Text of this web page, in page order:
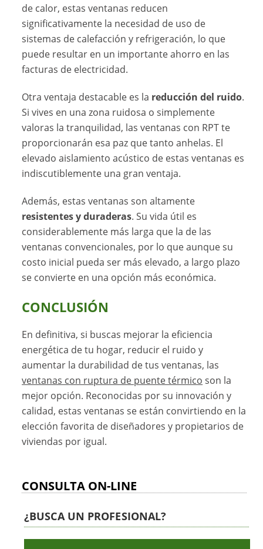
de calor, estas ventanas reducen
significativamente la necesidad de uso de
sistemas de calefacción y refrigeración, lo que
puede resultar en un importante ahorro en las
facturas de electricidad.
Otra ventaja destacable es la reducción del ruido.
Si vives en una zona ruidosa o simplemente
valoras la tranquilidad, las ventanas con RPT te
proporcionarán esa paz que tanto anhelas. El
elevado aislamiento acústico de estas ventanas es
indiscutiblemente una gran ventaja.
Además, estas ventanas son altamente
resistentes y duraderas. Su vida útil es
considerablemente más larga que la de las
ventanas convencionales, por lo que aunque su
costo inicial pueda ser más elevado, a largo plazo
se convierte en una opción más económica.
CONCLUSIÓN
En definitiva, si buscas mejorar la eficiencia
energética de tu hogar, reducir el ruido y
aumentar la durabilidad de tus ventanas, las
ventanas con ruptura de puente térmico son la
mejor opción. Reconocidas por su innovación y
calidad, estas ventanas se están convirtiendo en la
elección favorita de diseñadores y propietarios de
viviendas por igual.
CONSULTA ON-LINE
¿BUSCA UN PROFESIONAL?